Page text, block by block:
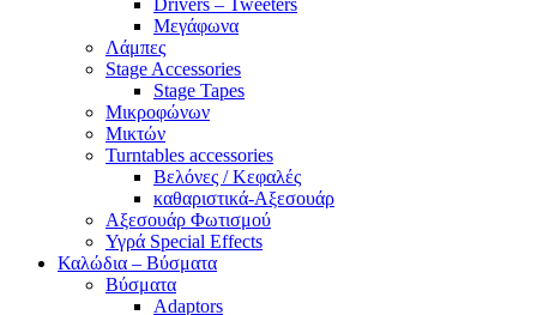
Drivers – Tweeters
Μεγάφωνα
Λάμπες
Stage Accessories
Stage Tapes
Μικροφώνων
Μικτών
Turntables accessories
Βελόνες / Κεφαλές
καθαριστικά-Αξεσουάρ
Αξεσουάρ Φωτισμού
Υγρά Special Effects
Καλώδια – Βύσματα
Βύσματα
Adaptors